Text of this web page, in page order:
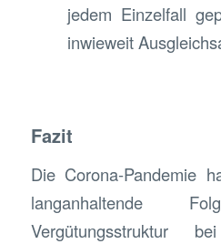
jedem Einzelfall
inwieweit
Fazit
Die Corona-Pandemie
langanhaltende
Vergütungsstruktur